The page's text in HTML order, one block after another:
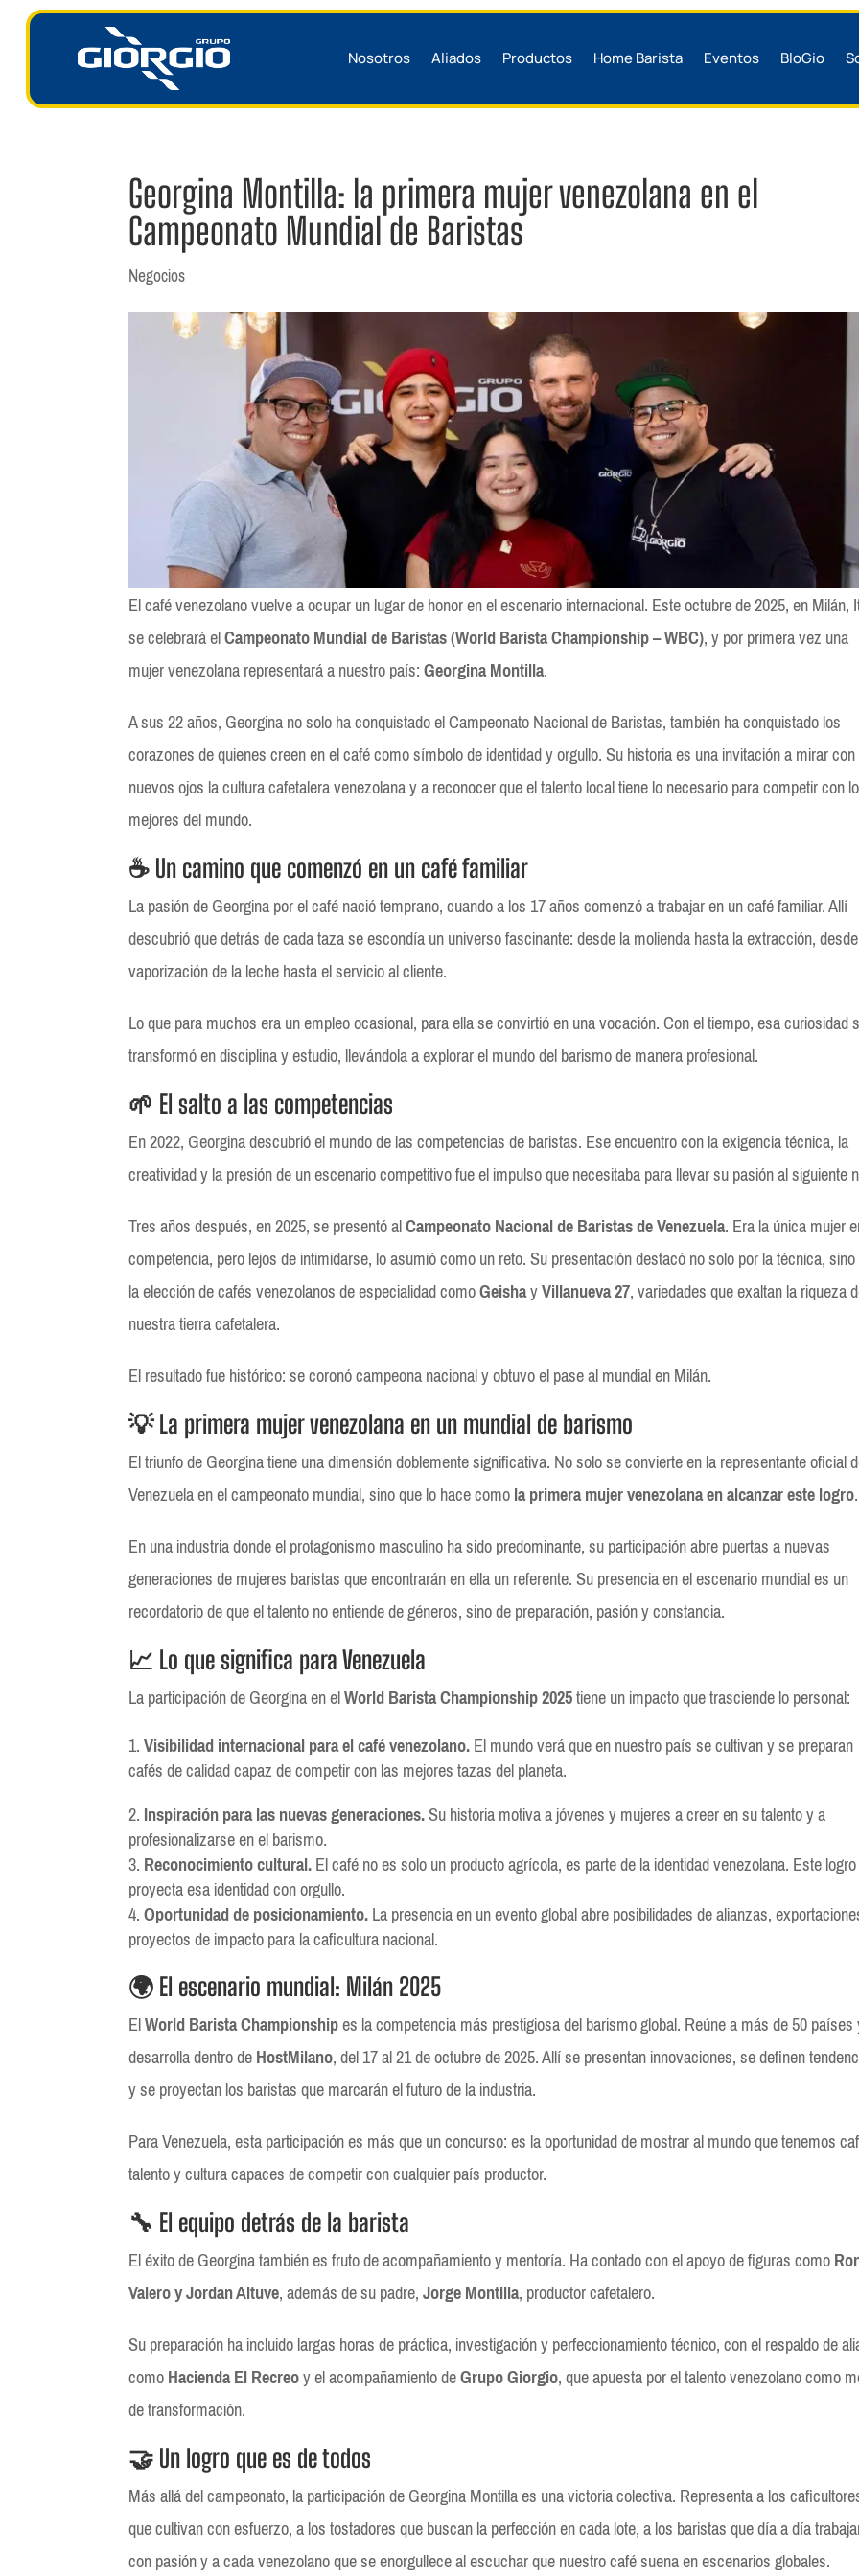
Nosotros Aliados Productos Home Barista Eventos BloGio
Georgina Montilla: la primera mujer venezolana en el
Campeonato Mundial de Baristas
Negocios
El café venezolano vuelve a ocupar un lugar de honor en el escenario internacional. Este octubre de 2025, en Milán,
se celebrará elCampeonato Mundial de Baristas (World Barista Championship – WBC), y por primera vez una
mujer venezolana representará a nuestro país:Georgina Montilla.
A sus 22 años, Georgina no solo ha conquistado el Campeonato Nacional de Baristas, también ha conquistado los
corazones de quienes creen en el café como símbolo de identidad y orgullo. Su historia es una invitación a mirar con
nuevos ojos la cultura cafetalera venezolana y a reconocer que el talento local tiene lo necesario para competir con
mejores del mundo.
☕ Un camino que comenzó en un café familiar
La pasión de Georgina por el café nació temprano, cuando a los 17 años comenzó a trabajar en un café familiar. Allí
descubrió que detrás de cada taza se escondía un universo fascinante: desde la molienda hasta la extracción,
vaporización de la leche hasta el servicio al cliente.
Lo que para muchos era un empleo ocasional, para ella se convirtió en una vocación. Con el tiempo, esa curiosidad
transformó en disciplina y estudio, llevándola a explorar el mundo del barismo de manera profesional.
🌱 El salto a las competencias
En 2022, Georgina descubrió el mundo de las competencias de baristas. Ese encuentro con la exigencia técnica, la
creatividad y la presión de un escenario competitivo fue el impulso que necesitaba para llevar su pasión al siguiente
Tres años después, en 2025, se presentó alCampeonato Nacional de Baristas de Venezuela. Era la única mujer
competencia, pero lejos de intimidarse, lo asumió como un reto. Su presentación destacó no solo por la técnica,
la elección de cafés venezolanos de especialidad comoGeishayVillanueva 27, variedades que exaltan la riqueza
nuestra tierra cafetalera.
El resultado fue histórico: se coronó campeona nacional y obtuvo el pase al mundial en Milán.
💡 La primera mujer venezolana en un mundial de barismo
El triunfo de Georgina tiene una dimensión doblemente significativa. No solo se convierte en la representante oficial
Venezuela en el campeonato mundial, sino que lo hace comola primera mujer venezolana en alcanzar este logro.
En una industria donde el protagonismo masculino ha sido predominante, su participación abre puertas a nuevas
generaciones de mujeres baristas que encontrarán en ella un referente. Su presencia en el escenario mundial es un
recordatorio de que el talento no entiende de géneros, sino de preparación, pasión y constancia.
📈 Lo que significa para Venezuela
La participación de Georgina en elWorld Barista Championship 2025tiene un impacto que trasciende lo personal:
Visibilidad internacional para el café venezolano.El mundo verá que en nuestro país se cultivan y se preparan
cafés de calidad capaz de competir con las mejores tazas del planeta.
Inspiración para las nuevas generaciones.Su historia motiva a jóvenes y mujeres a creer en su talento y a
profesionalizarse en el barismo.
Reconocimiento cultural.El café no es solo un producto agrícola, es parte de la identidad venezolana. Este logro
proyecta esa identidad con orgullo.
Oportunidad de posicionamiento.La presencia en un evento global abre posibilidades de alianzas,
proyectos de impacto para la caficultura nacional.
🌍 El escenario mundial: Milán 2025
ElWorld Barista Championshipes la competencia más prestigiosa del barismo global. Reúne a más de 50
desarrolla dentro deHostMilano, del 17 al 21 de octubre de 2025. Allí se presentan innovaciones, se definen
y se proyectan los baristas que marcarán el futuro de la industria.
Para Venezuela, esta participación es más que un concurso: es la oportunidad de mostrar al mundo que tenemos
talento y cultura capaces de competir con cualquier país productor.
🔧 El equipo detrás de la barista
El éxito de Georgina también es fruto de acompañamiento y mentoría. Ha contado con el apoyo de figuras como
Valero y Jordan Altuve, además de su padre,Jorge Montilla, productor cafetalero.
Su preparación ha incluido largas horas de práctica, investigación y perfeccionamiento técnico, con el respaldo de
comoHacienda El Recreoy el acompañamiento deGrupo Giorgio, que apuesta por el talento venezolano como
de transformación.
🤝 Un logro que es de todos
Más allá del campeonato, la participación de Georgina Montilla es una victoria colectiva. Representa a los
que cultivan con esfuerzo, a los tostadores que buscan la perfección en cada lote, a los baristas que día a día
con pasión y a cada venezolano que se enorgullece al escuchar que nuestro café suena en escenarios globales.